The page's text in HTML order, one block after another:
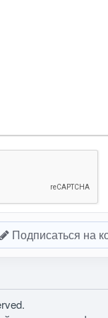
Подписаться на